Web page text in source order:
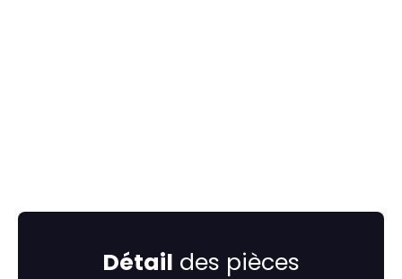
Détail des pièces